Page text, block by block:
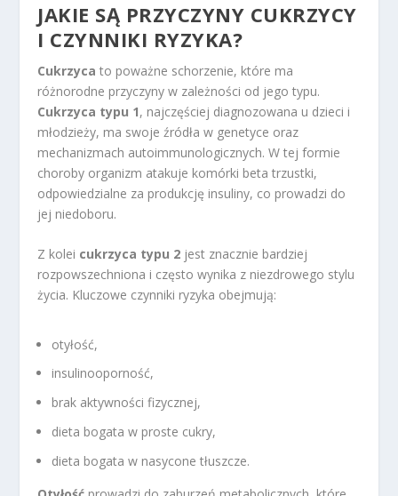
JAKIE SĄ PRZYCZYNY CUKRZYCY
I CZYNNIKI RYZYKA?
Cukrzyca to poważne schorzenie, które ma
różnorodne przyczyny w zależności od jego typu.
Cukrzyca typu 1, najczęściej diagnozowana u dzieci i
młodzieży, ma swoje źródła w genetyce oraz
mechanizmach autoimmunologicznych. W tej formie
choroby organizm atakuje komórki beta trzustki,
odpowiedzialne za produkcję insuliny, co prowadzi do
jej niedoboru.
Z kolei cukrzyca typu 2 jest znacznie bardziej
rozpowszechniona i często wynika z niezdrowego stylu
życia. Kluczowe czynniki ryzyka obejmują:
otyłość,
insulinooporność,
brak aktywności fizycznej,
dieta bogata w proste cukry,
dieta bogata w nasycone tłuszcze.